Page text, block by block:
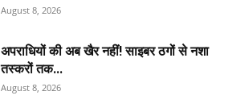
August 8, 2026
अपराधियों की अब खैर नहीं! साइबर ठगों से नशा
तस्करों तक...
August 8, 2026